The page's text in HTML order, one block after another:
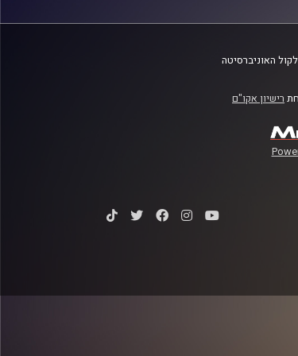
האוניברסיטה
רישיון אקו"ם